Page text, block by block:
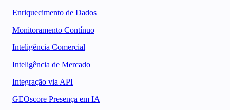
Enriquecimento de Dados
Monitoramento Contínuo
Inteligência Comercial
Inteligência de Mercado
Integração via API
GEOscore Presença em IA